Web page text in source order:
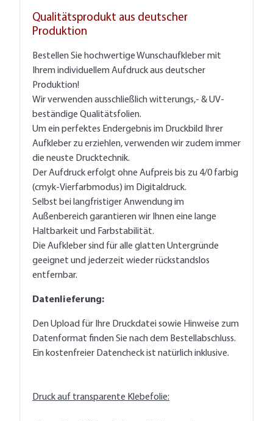
Qualitätsprodukt aus deutscher
Produktion
Bestellen Sie hochwertige Wunschaufkleber mit
Ihrem individuellem Aufdruck aus deutscher
Produktion!
Wir verwenden ausschließlich witterungs,- & UV-
beständige Qualitätsfolien.
Um ein perfektes Endergebnis im Druckbild Ihrer
Aufkleber zu erziehlen, verwenden wir zudem immer
die neuste Drucktechnik.
Der Aufdruck erfolgt ohne Aufpreis bis zu 4/0 farbig
(cmyk-Vierfarbmodus) im Digitaldruck.
Selbst bei langfristiger Anwendung im
Außenbereich garantieren wir Ihnen eine lange
Haltbarkeit und Farbstabilität.
Die Aufkleber sind für alle glatten Untergründe
geeignet und jederzeit wieder rückstandslos
entfernbar.
Datenlieferung:
Den Upload für Ihre Druckdatei sowie Hinweise zum
Datenformat finden Sie nach dem Bestellabschluss.
Ein kostenfreier Datencheck ist natürlich inklusive.
Druck auf transparente Klebefolie: